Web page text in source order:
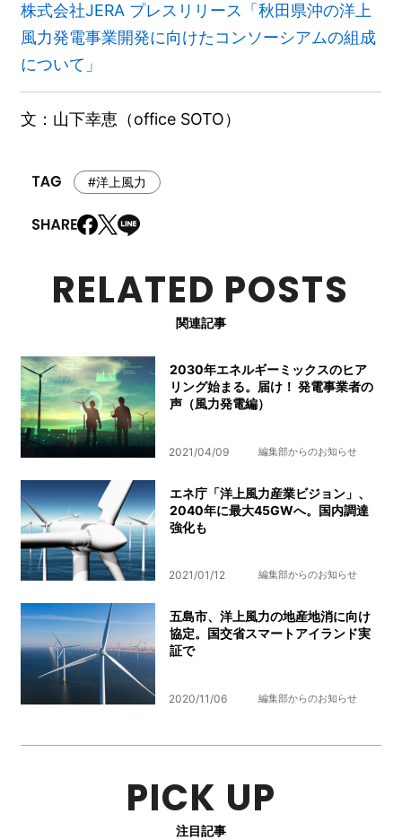
株式会社JERA プレスリリース「秋田県沖の洋上
風力発電事業開発に向けたコンソーシアムの組成
について」
文：山下幸恵（office SOTO）
#洋上風力
RELATED POSTS
関連記事
2030年エネルギーミックスのヒア
リング始まる。届け！ 発電事業者の
声（風力発電編）
2021/04/09 編集部からのお知らせ
エネ庁「洋上風力産業ビジョン」、
2040年に最大45GWへ。国内調達
強化も
2021/01/12 編集部からのお知らせ
五島市、洋上風力の地産地消に向け
協定。国交省スマートアイランド実
証で
2020/11/06 編集部からのお知らせ
PICK UP
注目記事